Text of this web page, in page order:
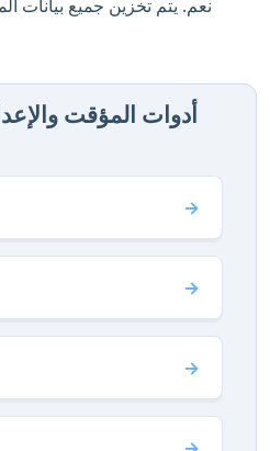
نعم. يتم تخزين جميع بيانات
أدوات المؤقت